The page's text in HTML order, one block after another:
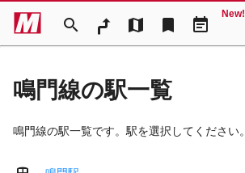
search map bookmark event_note
New!
鳴門線の駅一覧
鳴門線の駅一覧です。駅を選択してください。